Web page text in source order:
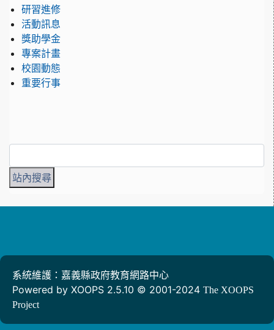
研習進修
活動訊息
獎助學金
專案計畫
校園動態
重要行事
系統維護：嘉義縣政府教育網路中心
Powered by XOOPS 2.5.10 © 2001-2024 The XOOPS
Project